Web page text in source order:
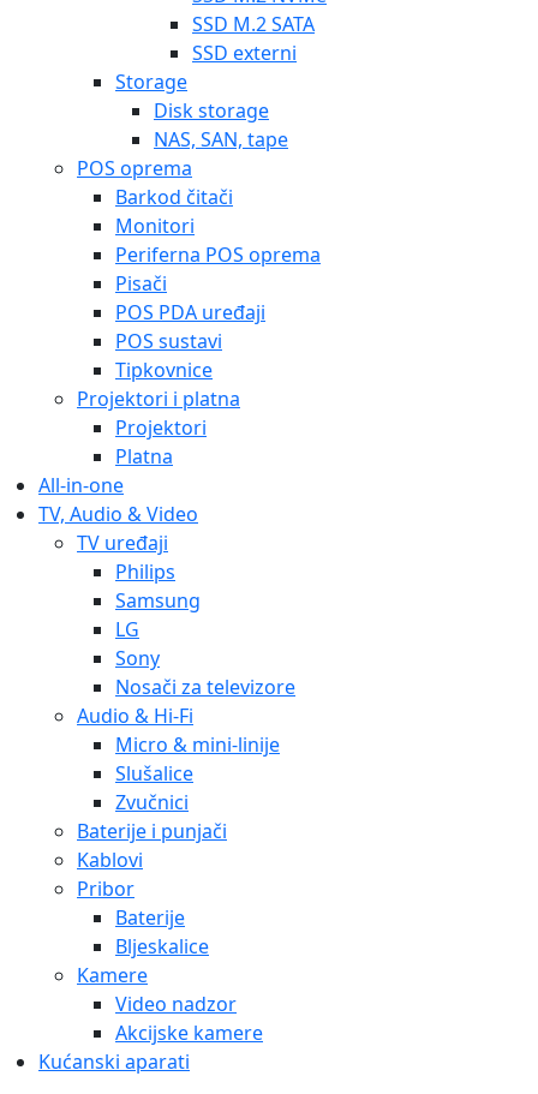
SSD M.2 SATA
SSD externi
Storage
Disk storage
NAS, SAN, tape
POS oprema
Barkod čitači
Monitori
Periferna POS oprema
Pisači
POS PDA uređaji
POS sustavi
Tipkovnice
Projektori i platna
Projektori
Platna
All-in-one
TV, Audio & Video
TV uređaji
Philips
Samsung
LG
Sony
Nosači za televizore
Audio & Hi-Fi
Micro & mini-linije
Slušalice
Zvučnici
Baterije i punjači
Kablovi
Pribor
Baterije
Bljeskalice
Kamere
Video nadzor
Akcijske kamere
Kućanski aparati